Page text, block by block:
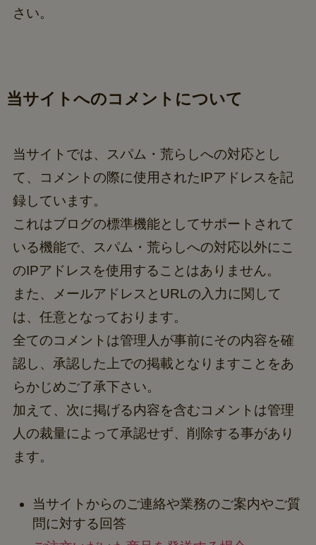
さい。
当サイトへのコメントについて
当サイトでは、スパム・荒らしへの対応とし
て、コメントの際に使用されたIPアドレスを記
録しています。
これはブログの標準機能としてサポートされて
いる機能で、スパム・荒らしへの対応以外にこ
のIPアドレスを使用することはありません。
また、メールアドレスとURLの入力に関して
は、任意となっております。
全てのコメントは管理人が事前にその内容を確
認し、承認した上での掲載となりますことをあ
らかじめご了承下さい。
加えて、次に掲げる内容を含むコメントは管理
人の裁量によって承認せず、削除する事があり
ます。
当サイトからのご連絡や業務のご案内やご質
問に対する回答